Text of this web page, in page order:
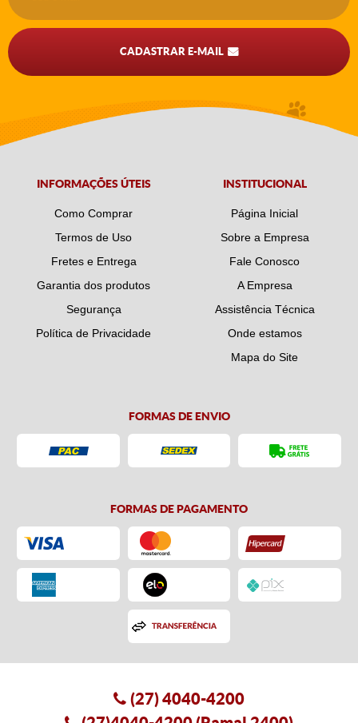
CADASTRAR E-MAIL
INFORMAÇÕES ÚTEIS
Como Comprar
Termos de Uso
Fretes e Entrega
Garantia dos produtos
Segurança
Política de Privacidade
INSTITUCIONAL
Página Inicial
Sobre a Empresa
Fale Conosco
A Empresa
Assistência Técnica
Onde estamos
Mapa do Site
FORMAS DE ENVIO
FORMAS DE PAGAMENTO
(27)4040-4200